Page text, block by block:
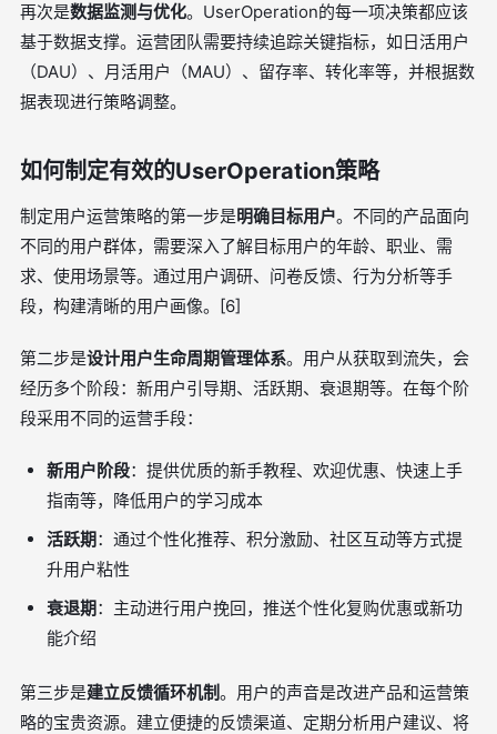
再次是数据监测与优化。UserOperation的每一项决策都应该
基于数据支撑。运营团队需要持续追踪关键指标，如日活用户
（DAU）、月活用户（MAU）、留存率、转化率等，并根据数
据表现进行策略调整。
如何制定有效的UserOperation策略
制定用户运营策略的第一步是明确目标用户。不同的产品面向
不同的用户群体，需要深入了解目标用户的年龄、职业、需
求、使用场景等。通过用户调研、问卷反馈、行为分析等手
段，构建清晰的用户画像。[6]
第二步是设计用户生命周期管理体系。用户从获取到流失，会
经历多个阶段：新用户引导期、活跃期、衰退期等。在每个阶
段采用不同的运营手段：
新用户阶段：提供优质的新手教程、欢迎优惠、快速上手
指南等，降低用户的学习成本
活跃期：通过个性化推荐、积分激励、社区互动等方式提
升用户粘性
衰退期：主动进行用户挽回，推送个性化复购优惠或新功
能介绍
第三步是建立反馈循环机制。用户的声音是改进产品和运营策
略的宝贵资源。建立便捷的反馈渠道、定期分析用户建议、将